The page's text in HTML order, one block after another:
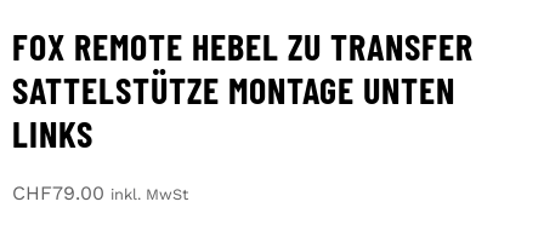
FOX REMOTE HEBEL ZU TRANSFER
SATTELSTÜTZE MONTAGE UNTEN
LINKS
CHF79.00 inkl. MwSt